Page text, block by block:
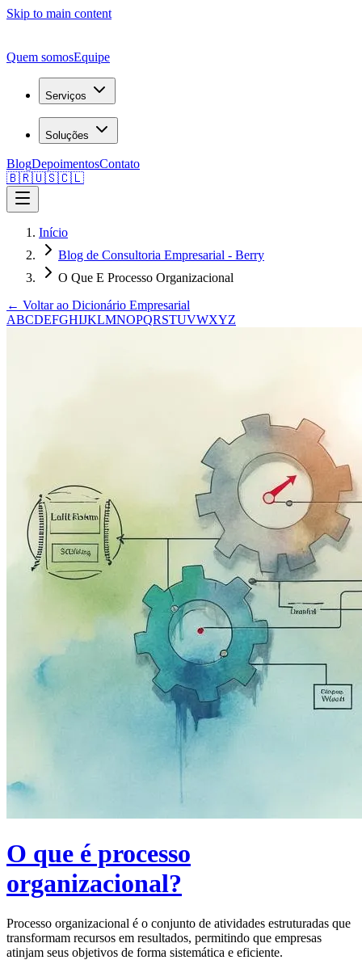
Skip to main content
Quem somosEquipe
Serviços
Soluções
BlogDepoimentosContato
🇧🇷🇺🇸🇨🇱
Início
Blog de Consultoria Empresarial - Berry
O Que E Processo Organizacional
← Voltar ao Dicionário Empresarial
ABCDEFGHIJKLMNOPQRSTUVWXYZ
O que é processo
organizacional?
Processo organizacional é o conjunto de atividades estruturadas que
transformam recursos em resultados, permitindo que empresas
atinjam seus objetivos de forma sistemática e eficiente.